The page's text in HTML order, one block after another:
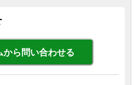
から問い合わせる